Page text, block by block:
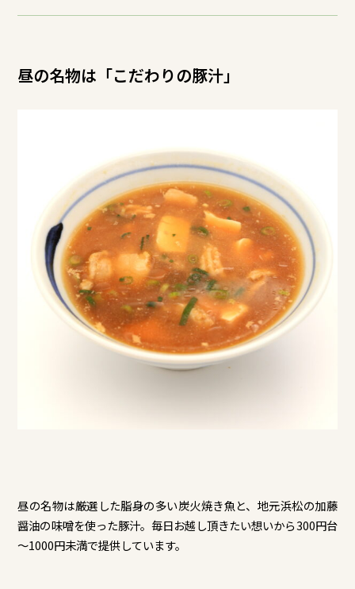
昼の名物は「こだわりの豚汁」
昼の名物は厳選した脂身の多い炭火焼き魚と、地元浜松の加藤
醤油の味噌を使った豚汁。毎日お越し頂きたい想いから300円台
～1000円未満で提供しています。